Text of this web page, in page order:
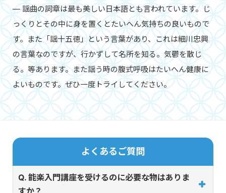
― 謡曲の詞章は最も美しい日本語とも言われています。じ
っくりとその中に身を置くとたいへん気持ちの良いもので
す。また「謡十五徳」という言葉があり、これは細川忠興
の言葉なのですが、行かずして名所を知る。気鬱を散じ
る。等あります。また謡う時の腹式呼吸はたいへん健康に
よいものです。ぜひ一度トライしてください。
よくあるご質問
Q. 能楽入門講座を受けるのに必要な物はありま
すか？